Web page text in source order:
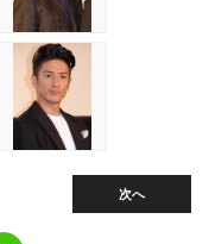
次へ